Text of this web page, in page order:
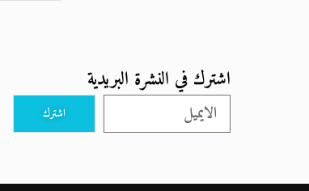
اشترك في النشرة البريدية
اشترك